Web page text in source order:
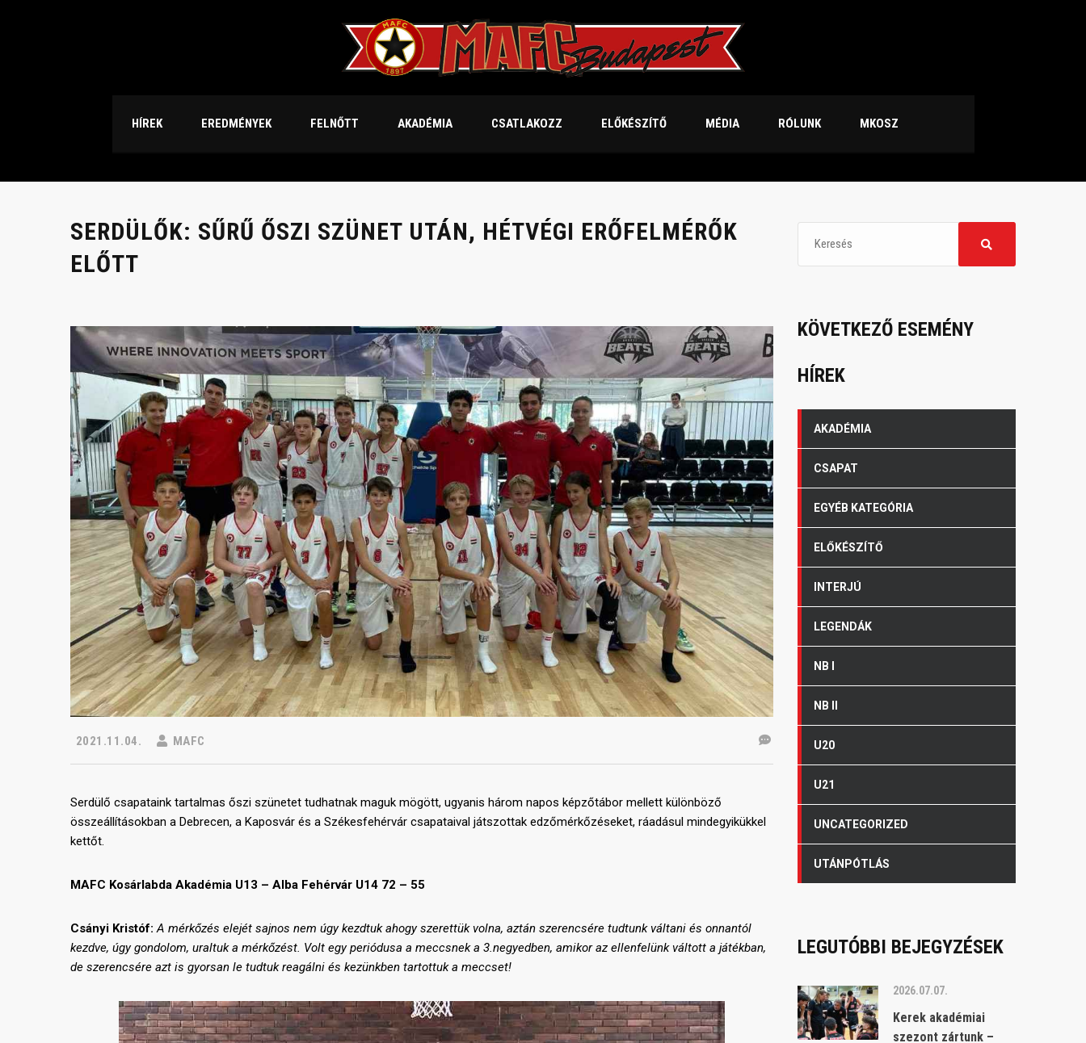
HÍREK EREDMÉNYEK FELNŐTT AKADÉMIA CSATLAKOZZ ELŐKÉSZÍTŐ MÉDIA RÓLUNK MKOSZ
SERDÜLŐK: SŰRŰ ŐSZI SZÜNET UTÁN, HÉTVÉGI ERŐFELMÉRŐK
ELŐTT
2021.11.04. MAFC
Serdülő csapataink tartalmas őszi szünetet tudhatnak maguk mögött, ugyanis három napos képzőtábor mellett különböző
összeállításokban a Debrecen, a Kaposvár és a Székesfehérvár csapataival játszottak edzőmérkőzéseket, ráadásul mindegyikükkel
kettőt.
MAFC Kosárlabda Akadémia U13 – Alba Fehérvár U14 72 – 55
Csányi Kristóf: A mérkőzés elejét sajnos nem úgy kezdtuk ahogy szerettük volna, aztán szerencsére tudtunk váltani és onnantól
kezdve, úgy gondolom, uraltuk a mérkőzést. Volt egy periódusa a meccsnek a 3.negyedben, amikor az ellenfelünk váltott a játékban,
de szerencsére azt is gyorsan le tudtuk reagálni és kezünkben tartottuk a meccset!
KÖVETKEZŐ ESEMÉNY
HÍREK
AKADÉMIA
CSAPAT
EGYÉB KATEGÓRIA
ELŐKÉSZÍTŐ
INTERJÚ
LEGENDÁK
NB I
NB II
U20
U21
UNCATEGORIZED
UTÁNPÓTLÁS
LEGUTÓBBI BEJEGYZÉSEK
2026.07.07.
Kerek akadémiai
szezont zártunk –